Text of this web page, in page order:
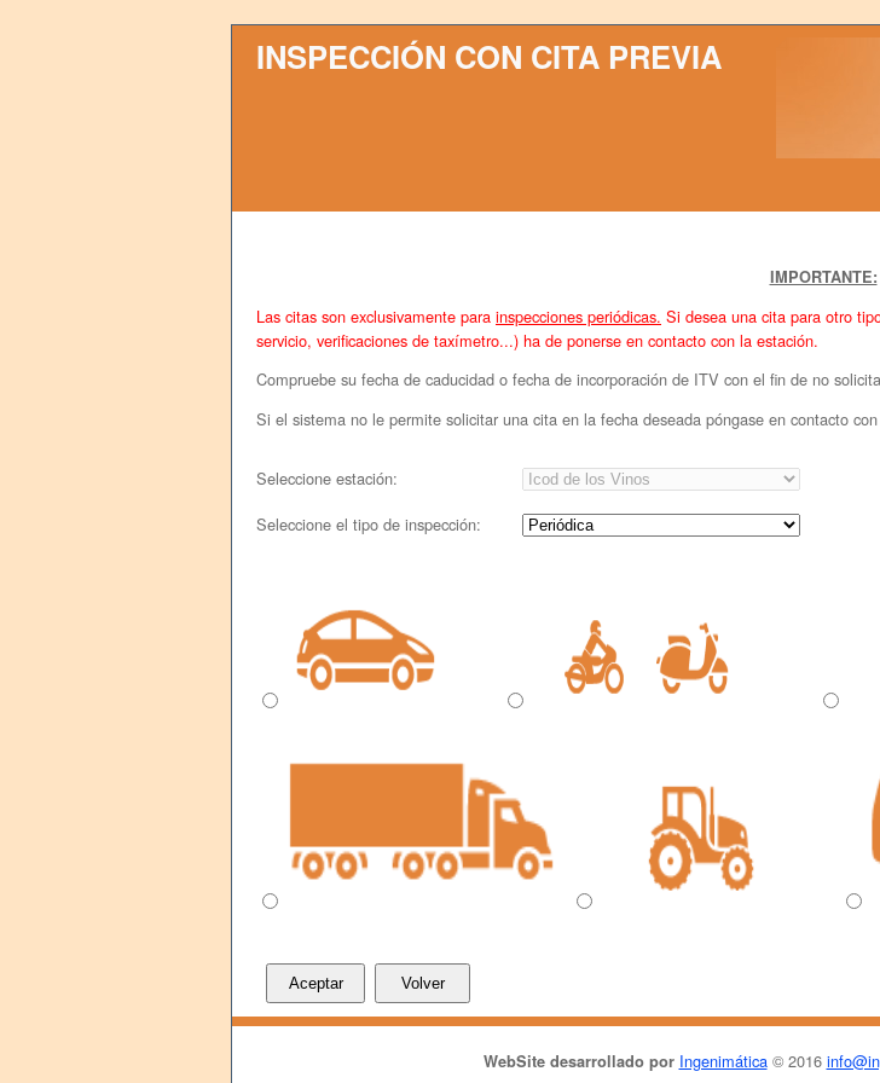
INSPECCIÓN CON CITA PREVIA
IMPORTANTE:
Las citas son exclusivamente para inspecciones periódicas. Si desea una cita para otro
servicio, verificaciones de taxímetro...) ha de ponerse en contacto con la estación.
Compruebe su fecha de caducidad o fecha de incorporación de ITV con el fin de no
Si el sistema no le permite solicitar una cita en la fecha deseada póngase en contacto
Seleccione estación:
Seleccione el tipo de inspección:
WebSite desarrollado por Ingenimática© 2016